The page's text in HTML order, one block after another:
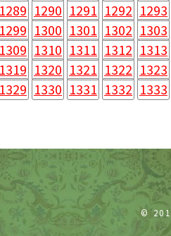
1289 1290 1291 1292 1293
1299 1300 1301 1302 1303
1309 1310 1311 1312 1313
1319 1320 1321 1322 1323
1329 1330 1331 1332 1333
©